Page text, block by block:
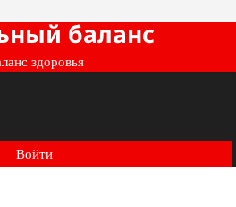
баланс
здоровья
Войти